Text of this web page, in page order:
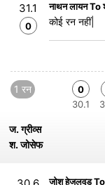
31.1
0
नाथन लायन
कोई रन नहीं|
1 रन
0
30.1
ज. ग्रीव्स
श. जोसेफ
जोश हेजलवुड To